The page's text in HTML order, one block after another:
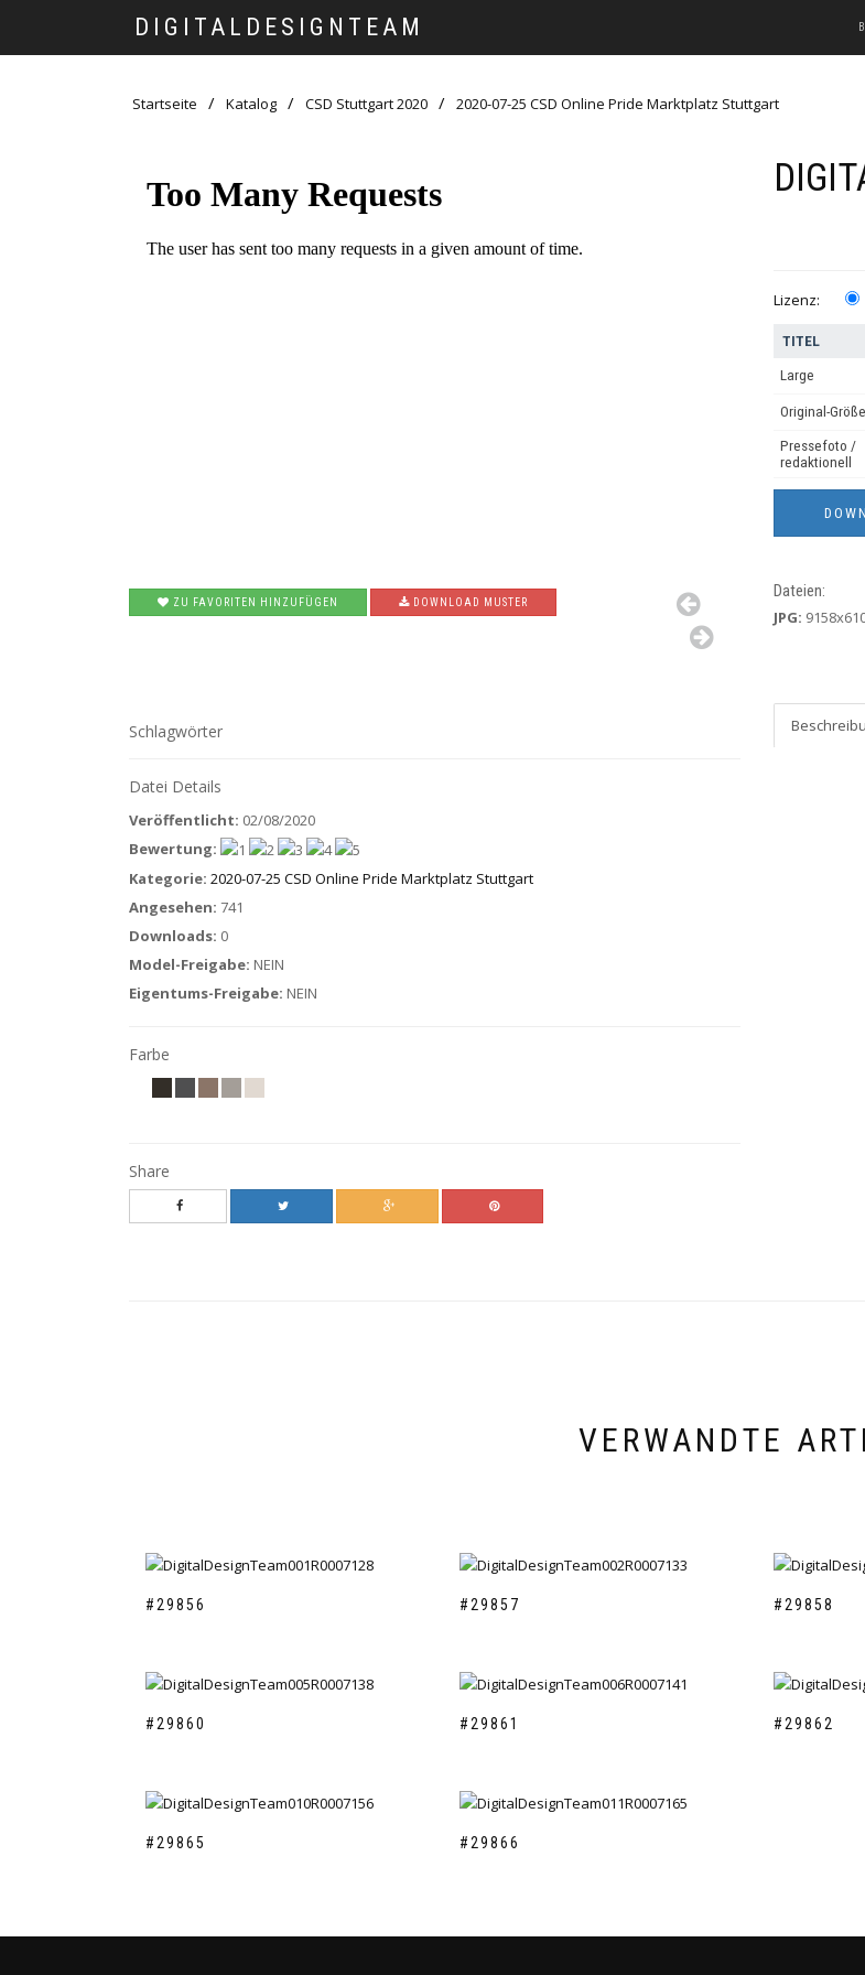
DIGITALDESIGNTEAM
Startseite Katalog CSD Stuttgart 2020 2020-07-25 CSD Online Pride Marktplatz Stuttgart
ZU FAVORITEN HINZUFÜGEN DOWNLOAD MUSTER
Schlagwörter
Datei Details
Veröffentlicht: 02/08/2020
Bewertung:
Kategorie: 2020-07-25 CSD Online Pride Marktplatz Stuttgart
Angesehen: 741
Downloads: 0
Model-Freigabe: NEIN
Eigentums-Freigabe: NEIN
Farbe
Share
Lizenz:
TITEL
Large
Original-Größe
Pressefoto /
redaktionell
Dateien:
JPG:
VERWANDTE
#29856 #29857 #29858
#29860 #29861 #29862
#29865 #29866